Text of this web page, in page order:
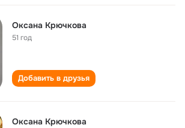
Оксана Крючкова
51 год
Добавить в друзья
Оксана Крючкова